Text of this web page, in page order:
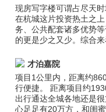
现房写字楼可谓占尽天
在杭城这片投资热土之
务、公共配套诸多优势
的更是少之又少。综合
才泊嘉院
项目1公里内，距离约
行便捷。 距离项目约
出行通达全城各地还是
心足足有20万方，和闺